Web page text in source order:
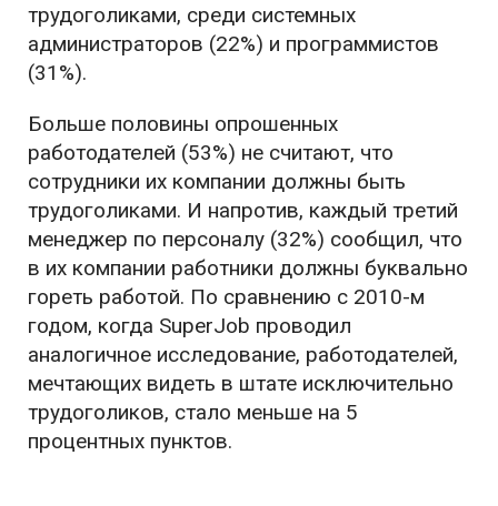
трудоголиками, среди системных
администраторов (22%) и программистов
(31%).
Больше половины опрошенных
работодателей (53%) не считают, что
сотрудники их компании должны быть
трудоголиками. И напротив, каждый третий
менеджер по персоналу (32%) сообщил, что
в их компании работники должны буквально
гореть работой. По сравнению с 2010-м
годом, когда SuperJob проводил
аналогичное исследование, работодателей,
мечтающих видеть в штате исключительно
трудоголиков, стало меньше на 5
процентных пунктов.